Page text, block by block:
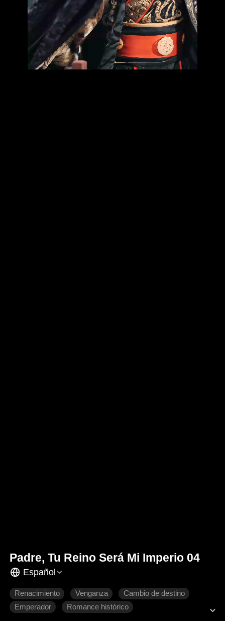
Padre, Tu Reino Será Mi Imperio 04
Español
Renacimiento Venganza
Cambio de destino
Emperador
Romance histórico